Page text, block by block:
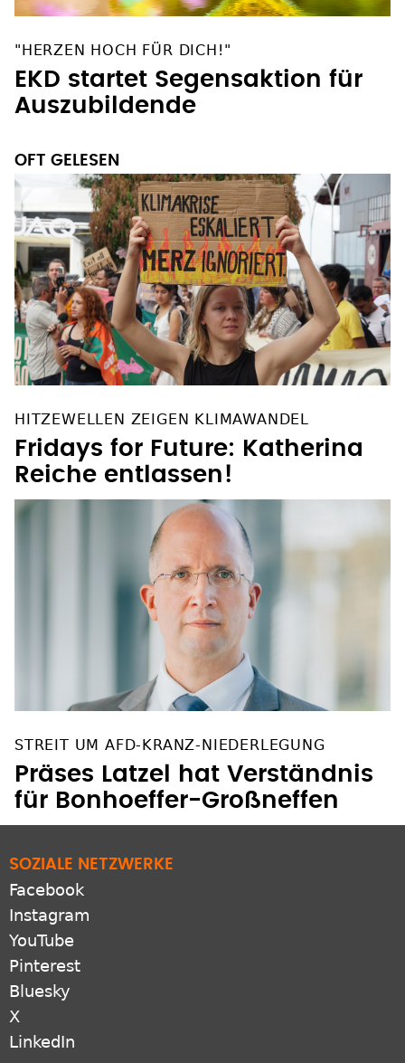
EKD startet Segensaktion für
Auszubildende
Fridays for Future: Katherina
Reiche entlassen!
Präses Latzel hat Verständnis
für Bonhoeffer-Großneffen
Facebook
Instagram
YouTube
Pinterest
Bluesky
X
LinkedIn